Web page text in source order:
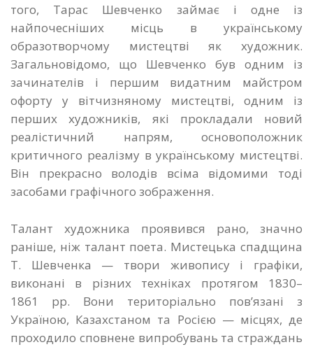
того, Тарас Шевченко займає і одне із
найпочесніших місць в українському
образотворчому мистецтві як художник.
Загальновідомо, що Шевченко був одним із
зачинателів і першим видатним майстром
офорту у вітчизняному мистецтві, одним із
перших художників, які прокладали новий
реалістичний напрям, основоположник
критичного реалізму в українському мистецтві.
Він прекрасно володів всіма відомими тоді
засобами графічного зображення.
Талант художника проявився рано, значно
раніше, ніж талант поета. Мистецька спадщина
Т. Шевченка — твори живопису і графіки,
виконані в різних техніках протягом 1830–
1861 рр. Вони територіально пов’язані з
Україною, Казахстаном та Росією — місцях, де
проходило сповнене випробувань та страждань